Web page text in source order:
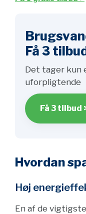
Få 3
Det tager kun
uforpligtende
Få 3 tilbud
Hvordan
Høj
En af de